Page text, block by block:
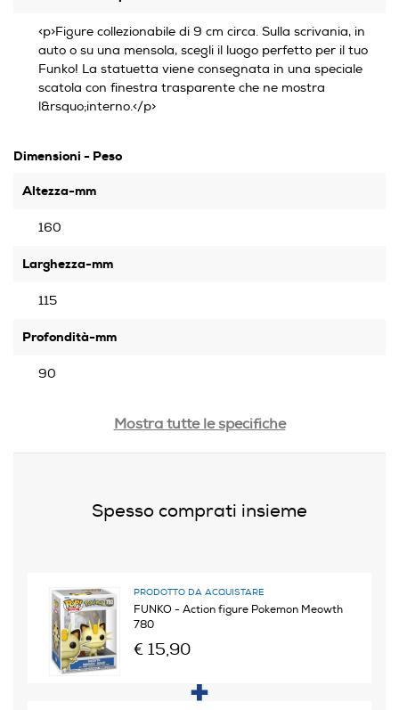
<p>Figure collezionabile di 9 cm circa. Sulla scrivania, in
auto o su una mensola, scegli il luogo perfetto per il tuo
Funko! La statuetta viene consegnata in una speciale
scatola con finestra trasparente che ne mostra
l&rsquo;interno.</p>
Dimensioni - Peso
Altezza-mm
160
Larghezza-mm
115
Profondità-mm
90
Mostra tutte le specifiche
Spesso comprati insieme
PRODOTTO DA ACQUISTARE
FUNKO - Action figure Pokemon Meowth
780
€ 15,90